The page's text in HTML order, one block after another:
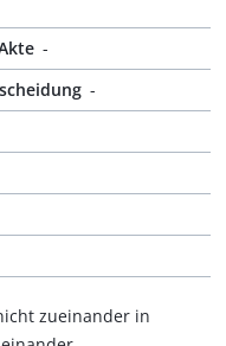
-
-
zueinander in